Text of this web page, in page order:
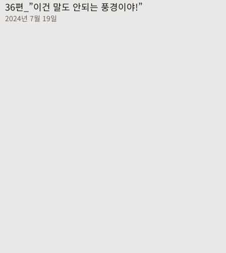
36편_”이건 말도 안되는 풍경이야!”
2024년 7월 19일